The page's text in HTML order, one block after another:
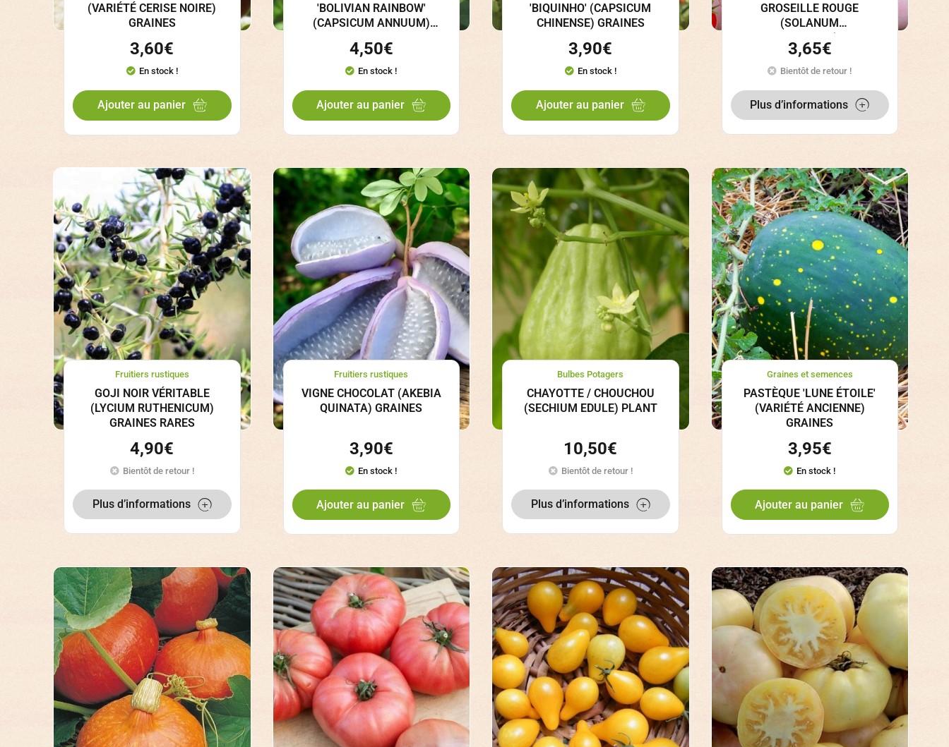
(VARIÉTÉ CERISE NOIRE)
GRAINES
3,60€
En stock !
Ajouter au panier
'BOLIVIAN RAINBOW'
(CAPSICUM ANNUUM)
4,50€
En stock !
Ajouter au panier
'BIQUINHO' (CAPSICUM
CHINENSE) GRAINES
3,90€
En stock !
Ajouter au panier
GROSEILLE ROUGE
(SOLANUM
3,65€
Bientôt de retour !
Plus d’informations
Fruitiers rustiques
GOJI NOIR VÉRITABLE
(LYCIUM RUTHENICUM)
GRAINES RARES
4,90€
Bientôt de retour !
Plus d’informations
Fruitiers rustiques
VIGNE CHOCOLAT (AKEBIA
QUINATA) GRAINES
3,90€
En stock !
Ajouter au panier
Bulbes Potagers
CHAYOTTE / CHOUCHOU
(SECHIUM EDULE) PLANT
10,50€
Bientôt de retour !
Plus d’informations
Graines et semences
PASTÈQUE 'LUNE ÉTOILE'
(VARIÉTÉ ANCIENNE)
GRAINES
3,95€
En stock !
Ajouter au panier